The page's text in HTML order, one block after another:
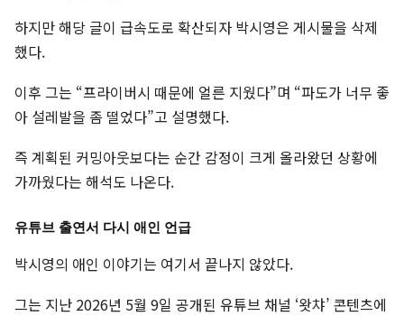
하지만 해당 글이 급속도로 확산되자 박시영은 게시물을 삭제
했다.
이후 그는 “프라이버시 때문에 얼른 지웠다”며 “파도가 너무 좋
아 설레발을 좀 떨었다”고 설명했다.
즉 계획된 커밍아웃보다는 순간 감정이 크게 올라왔던 상황에
가까웠다는 해석도 나온다.
유튜브 출연서 다시 애인 언급
박시영의 애인 이야기는 여기서 끝나지 않았다.
그는 지난 2026년 5월 9일 공개된 유튜브 채널 ‘왓챠’ 콘텐츠에